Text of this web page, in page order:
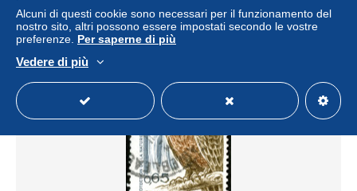
Nuovo
Alcuni di questi cookie sono necessari per il funzionamento del
nostro sito, altri possono essere impostati secondo le vostre
preferenze. Per saperne di più
Vedere di più